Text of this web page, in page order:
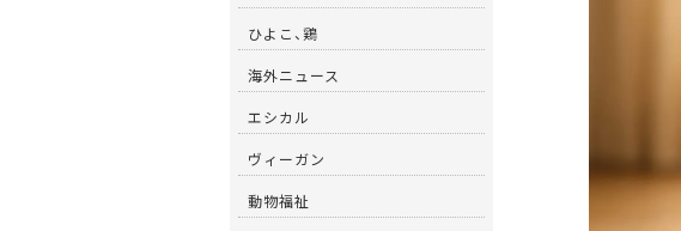
ひよこ、鶏
海外ニュース
エシカル
ヴィーガン
動物福祉